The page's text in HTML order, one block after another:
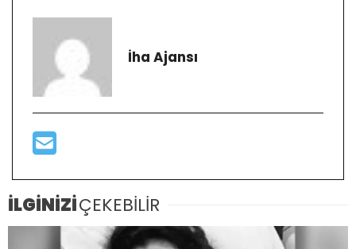
İha Ajansı
İLGİNİZİÇEKEBİLİR